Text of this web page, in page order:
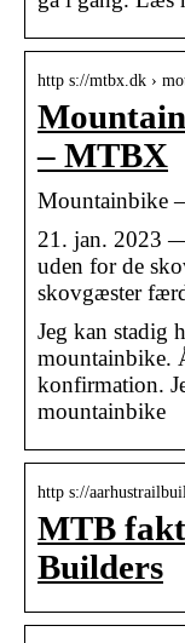
http s://mtbx.dk ›
– MTBX
Mountainbike
21. jan. 2023
uden for de
skovgæster
Jeg kan stadig
mountainbike.
konfirmation.
mountainbike
http s://
MTB
Builders